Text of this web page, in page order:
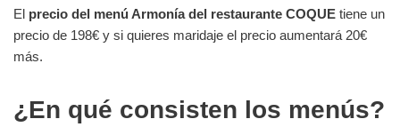
El precio del menú Armonía del restaurante COQUE tiene un
precio de 198€ y si quieres maridaje el precio aumentará 20€
más.
¿En qué consisten los menús?